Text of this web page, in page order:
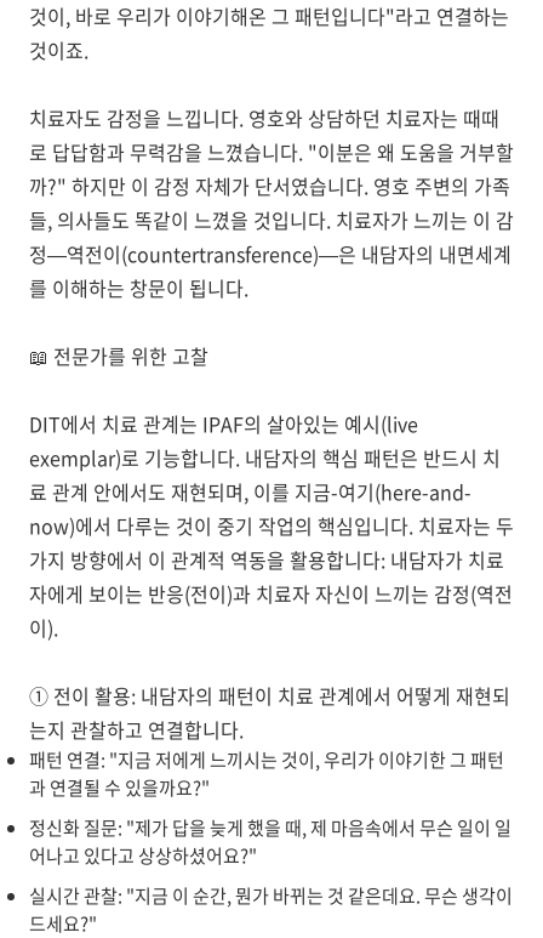
것이, 바로 우리가 이야기해온 그 패턴입니다"라고 연결하는
것이죠.
치료자도 감정을 느낍니다. 영호와 상담하던 치료자는 때때
로 답답함과 무력감을 느꼈습니다. "이분은 왜 도움을 거부할
까?" 하지만 이 감정 자체가 단서였습니다. 영호 주변의 가족
들, 의사들도 똑같이 느꼈을 것입니다. 치료자가 느끼는 이 감
정—역전이(countertransference)—은 내담자의 내면세계
를 이해하는 창문이 됩니다.
📖 전문가를 위한 고찰
DIT에서 치료 관계는 IPAF의 살아있는 예시(live
exemplar)로 기능합니다. 내담자의 핵심 패턴은 반드시 치
료 관계 안에서도 재현되며, 이를 지금-여기(here-and-
now)에서 다루는 것이 중기 작업의 핵심입니다. 치료자는 두
가지 방향에서 이 관계적 역동을 활용합니다: 내담자가 치료
자에게 보이는 반응(전이)과 치료자 자신이 느끼는 감정(역전
이).
① 전이 활용: 내담자의 패턴이 치료 관계에서 어떻게 재현되
는지 관찰하고 연결합니다.
패턴 연결: "지금 저에게 느끼시는 것이, 우리가 이야기한 그 패턴
과 연결될 수 있을까요?"
정신화 질문: "제가 답을 늦게 했을 때, 제 마음속에서 무슨 일이 일
어나고 있다고 상상하셨어요?"
실시간 관찰: "지금 이 순간, 뭔가 바뀌는 것 같은데요. 무슨 생각이
드세요?"